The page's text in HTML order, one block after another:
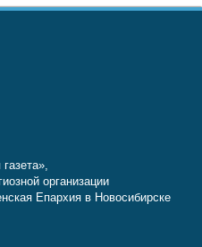
организации
Епархия в Новосибирске